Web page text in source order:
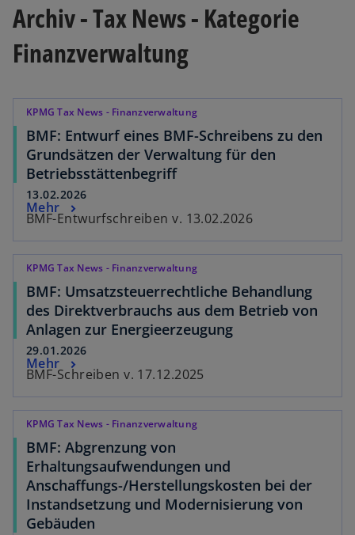
Archiv - Tax News - Kategorie
Finanzverwaltung
KPMG Tax News - Finanzverwaltung
BMF: Entwurf eines BMF-Schreibens zu den
Grundsätzen der Verwaltung für den
Betriebsstättenbegriff
13.02.2026
BMF-Entwurfschreiben v. 13.02.2026
Mehr
KPMG Tax News - Finanzverwaltung
BMF: Umsatzsteuerrechtliche Behandlung
des Direktverbrauchs aus dem Betrieb von
Anlagen zur Energieerzeugung
29.01.2026
BMF-Schreiben v. 17.12.2025
Mehr
KPMG Tax News - Finanzverwaltung
BMF: Abgrenzung von
Erhaltungsaufwendungen und
Anschaffungs-/Herstellungskosten bei der
Instandsetzung und Modernisierung von
Gebäuden